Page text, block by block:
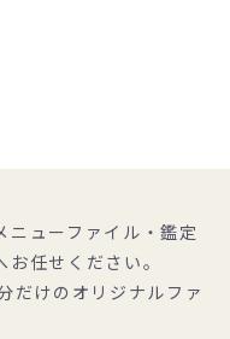
ューファイル・鑑定
任せください。
だけのオリジナルファ